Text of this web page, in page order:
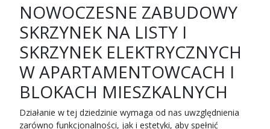
NOWOCZESNE ZABUDOWY
SKRZYNEK NA LISTY I
SKRZYNEK ELEKTRYCZNYCH
W APARTAMENTOWCACH I
BLOKACH MIESZKALNYCH
Działanie w tej dziedzinie wymaga od nas uwzględnienia
zarówno funkcjonalności, jak i estetyki, aby spełnić